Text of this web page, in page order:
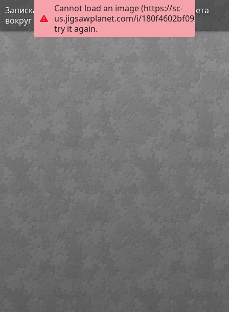
Cannot load an image (https://sc-
us.jigsawplanet.com/i/
try it again.
Записка Юрия Гагарина, написанная после полета
вокруг Земли